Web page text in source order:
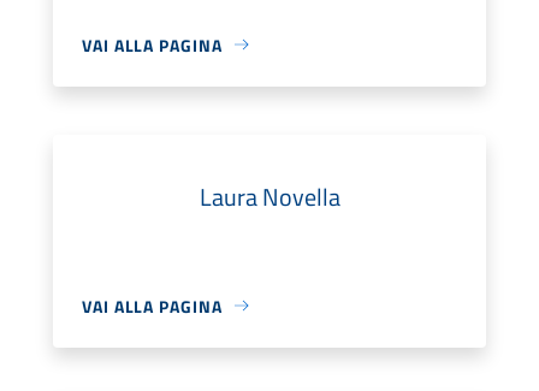
VAI ALLA PAGINA
Laura Novella
VAI ALLA PAGINA